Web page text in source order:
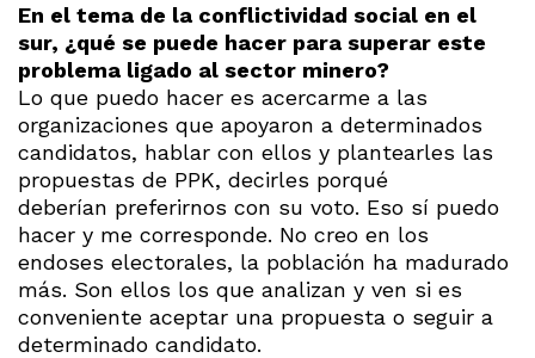
En el tema de la conflictividad social en el
sur, ¿qué se puede hacer para superar este
problema ligado al sector minero?
Lo que puedo hacer es acercarme a las
organizaciones que apoyaron a determinados
candidatos, hablar con ellos y plantearles las
propuestas de PPK, decirles porqué
deberían preferirnos con su voto. Eso sí puedo
hacer y me corresponde. No creo en los
endoses electorales, la población ha madurado
más. Son ellos los que analizan y ven si es
conveniente aceptar una propuesta o seguir a
determinado candidato.